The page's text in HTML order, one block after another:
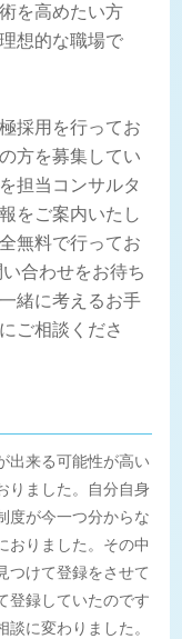
を高めたい方
想的な職場で
採用を行ってお
方を募集してい
担当コンサルタ
をご案内いたし
無料で行ってお
合わせをお待ち
緒に考えるお手
ご相談くださ
出来る可能性が高い
りました。自分自身
度が今一つ分からな
おりました。その中
つけて登録をさせて
登録していたのです
に変わりました。